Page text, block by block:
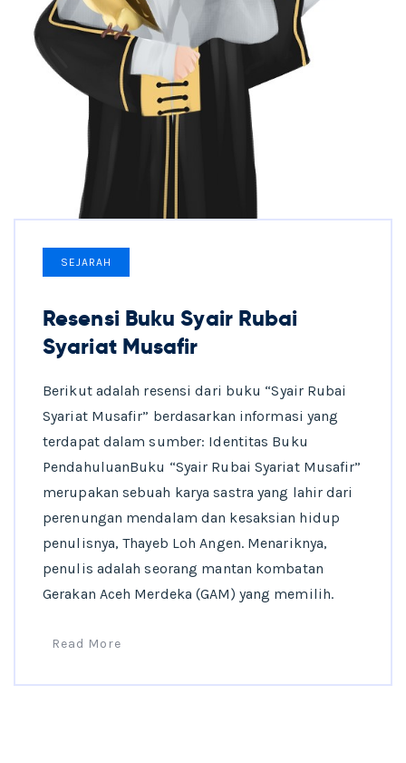
SEJARAH
Resensi Buku Syair Rubai
Syariat Musafir
Berikut adalah resensi dari buku “Syair Rubai
Syariat Musafir” berdasarkan informasi yang
terdapat dalam sumber: Identitas Buku
PendahuluanBuku “Syair Rubai Syariat Musafir”
merupakan sebuah karya sastra yang lahir dari
perenungan mendalam dan kesaksian hidup
penulisnya, Thayeb Loh Angen. Menariknya,
penulis adalah seorang mantan kombatan
Gerakan Aceh Merdeka (GAM) yang memilih.
Read More